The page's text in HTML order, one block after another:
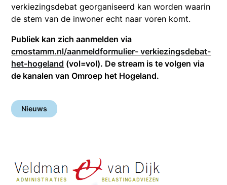
verkiezingsdebat georganiseerd kan worden waarin
de stem van de inwoner echt naar voren komt.
Publiek kan zich aanmelden via
cmostamm.nl/aanmeldformulier- verkiezingsdebat-
het-hogeland (vol=vol). De stream is te volgen via
de kanalen van Omroep het Hogeland.
Nieuws